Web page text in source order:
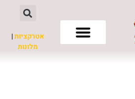
אטרקציות|
מלונות